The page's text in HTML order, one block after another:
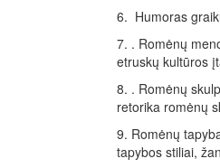
6. Humoras
7. . Romėnų
etruskų kultūros
8. . Romėnų
retorika romėnų
9. Romėnų
tapybos stiliai,